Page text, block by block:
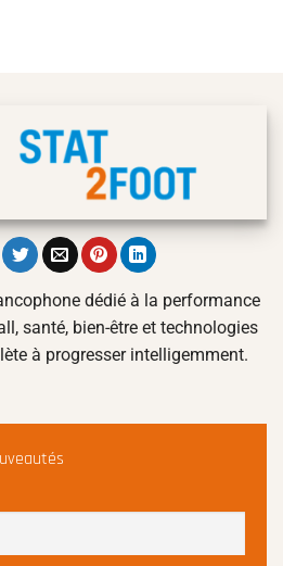
dédié à la performance
santé, bien-être et technologies
à progresser intelligemment.